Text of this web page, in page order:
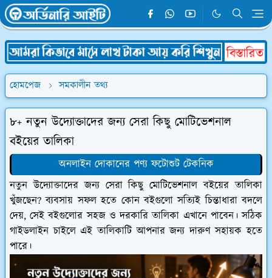
হোমপেজ সমকালীন তথ্য
৮+ নতুন উদ্যোক্তাদের জন্য সেরা কিছু মোটিভেশনাল
বইয়ের তালিকা
অনলাইন দোকানের পণ্য ফটোশুট টেকনিক
নতুন উদ্যোক্তাদের জন্য সেরা কিছু মোটিভেশনাল বইয়ের তালিকা
খুঁজছেন? ব্যবসায় সফল হতে কোন বইগুলো সত্যিই চিন্তাধারা বদলে
দেয়, সেই বইগুলোর সহজ ও দরকারি তালিকা এখানে পাবেন। সঠিক
গাইডলাইন চাইলে এই তালিকাটি আপনার জন্য দারুণ সহায়ক হতে
পারে।